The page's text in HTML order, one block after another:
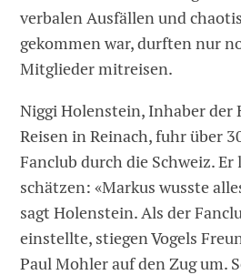
verbalen Ausfällen und
gekommen war, durften nur
Mitglieder mitreisen.
Niggi Holenstein, Inhaber der
Reisen in Reinach, fuhr über
Fanclub durch die Schweiz. Er
schätzen: «Markus wusste
sagt Holenstein. Als der
einstellte, stiegen Vogels
Paul Mohler auf den Zug um.